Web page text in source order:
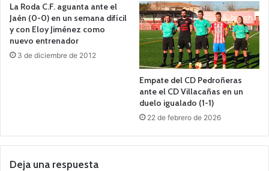
La Roda C.F. aguanta ante el
Jaén (0-0) en un semana difícil
y con Eloy Jiménez como
nuevo entrenador
3 de diciembre de 2012
Empate del CD Pedroñeras
ante el CD Villacañas en un
duelo igualado (1-1)
22 de febrero de 2026
Deja una respuesta